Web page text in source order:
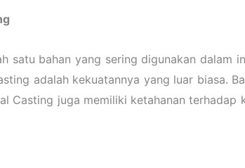
satu bahan yang sering digunakan
adalah kekuatannya yang luar biasa.
Casting juga memiliki ketahanan